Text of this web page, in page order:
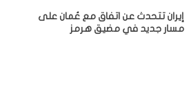
إيران تتحدث عن اتفاق مع عُمان على
مسار جديد في مضيق هرمز